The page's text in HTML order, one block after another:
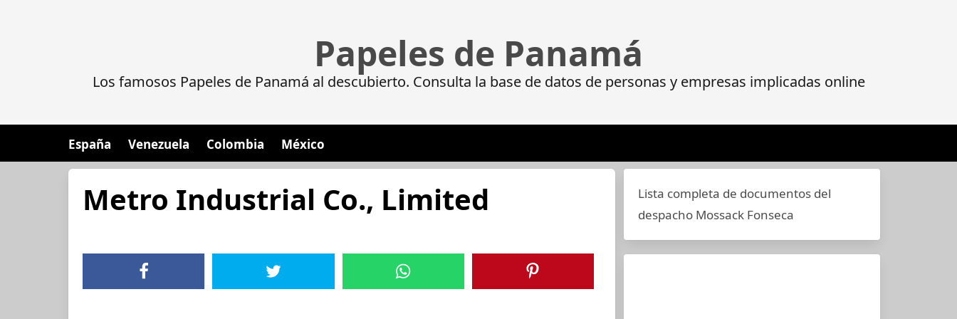
Papeles de Panamá
Los famosos Papeles de Panamá al descubierto. Consulta la base de datos de personas y empresas implicadas online
España Venezuela Colombia México
Metro Industrial Co., Limited
Lista completa de documentos del
despacho Mossack Fonseca